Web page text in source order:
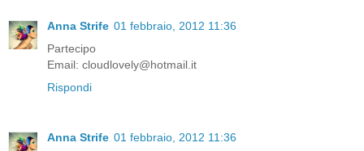
Anna Strife 01 febbraio, 2012 11:36
Partecipo
Email: cloudlovely@hotmail.it
Rispondi
Anna Strife 01 febbraio, 2012 11:36